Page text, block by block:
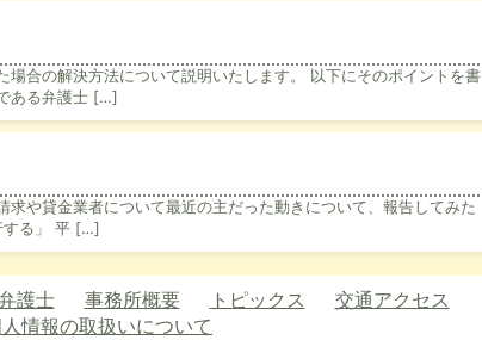
合の解決方法について説明いたします。 以下にそのポイントを書
ある弁護士 […]
や貸金業者について最近の主だった動きについて、報告してみた
する」 平 […]
護士 事務所概要 トピックス
交通アクセス
情報の取扱いについて